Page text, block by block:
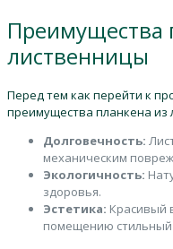
Преимущества
лиственницы
Перед тем как перейти к
преимущества планкена из
Долговечность:
механическим
Экологичность:
здоровья.
Эстетика: Красивый
помещению стильный